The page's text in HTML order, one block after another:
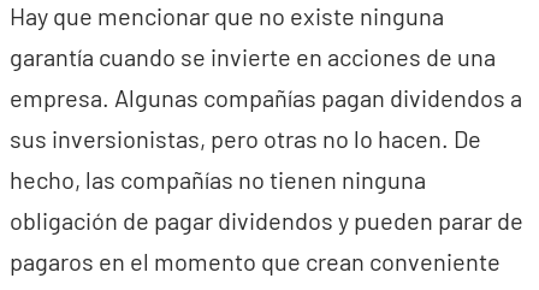
Hay que mencionar que no existe ninguna
garantía cuando se invierte en acciones de una
empresa. Algunas compañías pagan dividendos a
sus inversionistas, pero otras no lo hacen. De
hecho, las compañías no tienen ninguna
obligación de pagar dividendos y pueden parar de
pagaros en el momento que crean conveniente